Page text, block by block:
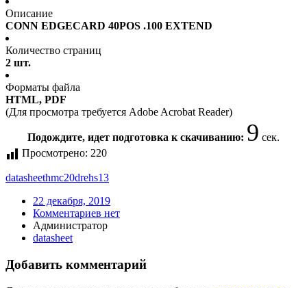
Описание
CONN EDGECARD 40POS .100 EXTEND
Количество страниц
2 шт.
Форматы файла
HTML, PDF
(Для просмотра требуется Adobe Acrobat Reader)
Подождите, идет подготовка к скачиванию: 9 сек.
Просмотрено: 220
datasheethmc20drehs13
22 декабря, 2019
Комментариев нет
Администратор
datasheet
Добавить комментарий